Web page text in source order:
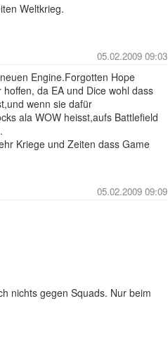
Weltkrieg.
05.02.2009 09:03
Engine.Forgotten Hope
da EA und Dice wohl dass
wenn sie dafür
ala WOW heisst,aufs Battlefield
Kriege und Zeiten dass Game
05.02.2009 09:09
nichts gegen Squads. Nur beim